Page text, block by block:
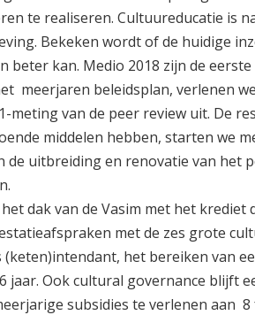
te realiseren. Cultuureducatie is
Bekeken wordt of de huidige
beter kan. Medio 2018 zijn de
meerjaren beleidsplan, verlenen
meting van de peer review uit. De
middelen hebben, starten we
de uitbreiding en renovatie van het
dak van de Vasim met het
met de zes grote
(keten)intendant, het bereiken van
jaar. Ook cultural governance blijft
subsidies te verlenen aan